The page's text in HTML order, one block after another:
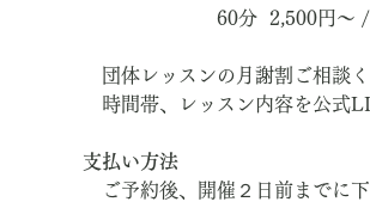
60分  2,500円～ /
団体レッスンの月謝割ご相談く
時間帯、レッスン内容を公式
支払い方法
ご予約後、開催２日前までに